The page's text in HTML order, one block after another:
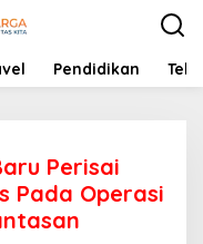
Pendidikan
Perisai
Pada Operasi